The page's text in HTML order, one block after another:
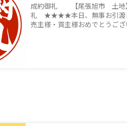
成約御礼 【尾張旭市 土
礼 ★★★★本日、無事お引渡し
売主様・買主様おめでとうござ